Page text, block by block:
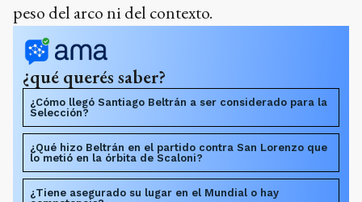
peso del arco ni del contexto.
¿qué querés saber?
¿Cómo llegó Santiago Beltrán a ser considerado para la
Selección?
¿Qué hizo Beltrán en el partido contra San Lorenzo que
lo metió en la órbita de Scaloni?
¿Tiene asegurado su lugar en el Mundial o hay